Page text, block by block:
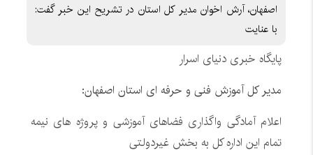
اصفهان، آرش اخوان مدیر کل استان در تشریح این خبر گفت:
با عنایت
پایگاه خبری دنیای اسرار
مدیر کل آموزش فنی و حرفه ای استان اصفهان:
اعلام آمادگی واگذاری فضاهای آموزشی و پروژه های نیمه
تمام این اداره کل به بخش غیردولتی